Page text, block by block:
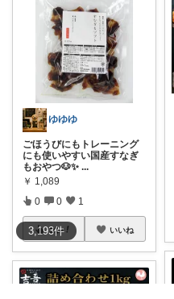
3,193件
ゆゆゆ
ごほうびにもトレーニング
にも使いやすい国産すなぎ
もおやつ🐶✨ ...
￥ 1,089
0 0 1
コレ いいね